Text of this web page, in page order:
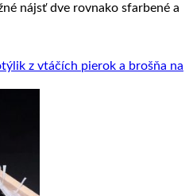
nájsť dve rovnako sfarbené a